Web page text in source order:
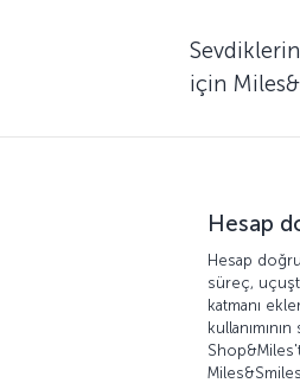
için
Hesap
Hesap
süreç,
katmanı